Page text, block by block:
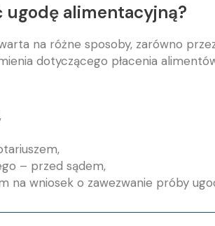
ugodę alimentacyjną?
na różne sposoby, zarówno
dotyczącego płacenia
– przed sądem,
na wniosek o zawezwanie próby